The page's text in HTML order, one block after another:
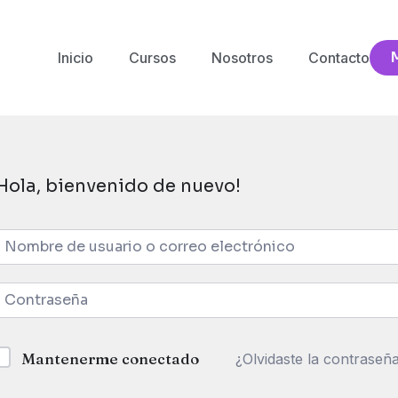
Inicio Cursos Nosotros Contacto
bienvenido de nuevo!
Mantenerme conectado ¿Olvidaste la